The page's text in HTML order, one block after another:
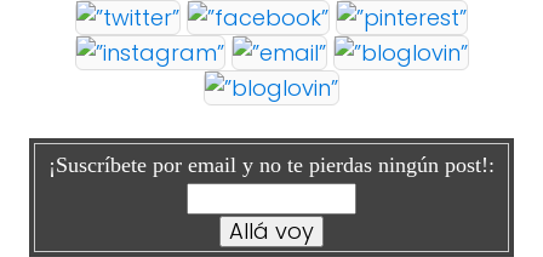
¡Suscríbete por email y no te pierdas ningún post!: